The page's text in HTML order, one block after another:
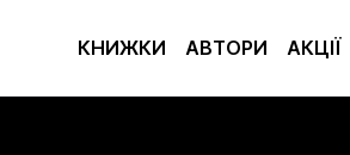
КНИЖКИ АВТОРИ АКЦІЇ